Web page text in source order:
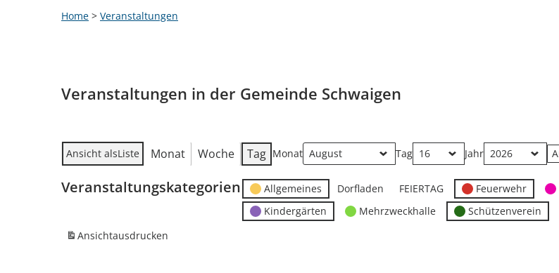
Home > Veranstaltungen
Veranstaltungen in der Gemeinde Schwaigen
Ansicht alsListe Monat Woche Tag Monat Tag Jahr
Veranstaltungskategorien Allgemeines Dorfladen FEIERTAG Feuerwehr
Kindergärten
Mehrzweckhalle Schützenverein
Ansichtausdrucken